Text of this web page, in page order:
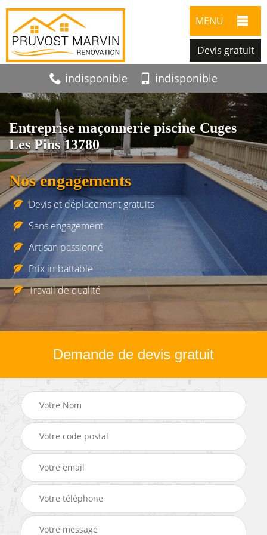
MENU
Devis gratuit
indisponible indisponible
Entreprise maçonnerie piscine Cuges
Les Pins 13780
Nos engagements
Devis et déplacement gratuits
Sans engagement
Artisan passionné
Prix imbattable
Travail de qualité
Demande de devis gratuit